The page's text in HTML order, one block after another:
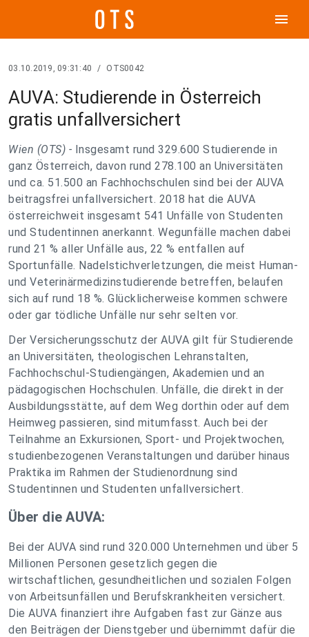
menu
03.10.2019, 09:31:40 / OTS0042
AUVA: Studierende in Österreich
gratis unfallversichert
Wien (OTS) - Insgesamt rund 329.600 Studierende in
ganz Österreich, davon rund 278.100 an Universitäten
und ca. 51.500 an Fachhochschulen sind bei der AUVA
beitragsfrei unfallversichert. 2018 hat die AUVA
österreichweit insgesamt 541 Unfälle von Studenten
und Studentinnen anerkannt. Wegunfälle machen dabei
rund 21 % aller Unfälle aus, 22 % entfallen auf
Sportunfälle. Nadelstichverletzungen, die meist Human-
und Veterinärmedizinstudierende betreffen, belaufen
sich auf rund 18 %. Glücklicherweise kommen schwere
oder gar tödliche Unfälle nur sehr selten vor.
Der Versicherungsschutz der AUVA gilt für Studierende
an Universitäten, theologischen Lehranstalten,
Fachhochschul-Studiengängen, Akademien und an
pädagogischen Hochschulen. Unfälle, die direkt in der
Ausbildungsstätte, auf dem Weg dorthin oder auf dem
Heimweg passieren, sind mitumfasst. Auch bei der
Teilnahme an Exkursionen, Sport- und Projektwochen,
studienbezogenen Veranstaltungen und darüber hinaus
Praktika im Rahmen der Studienordnung sind
Studentinnen und Studenten unfallversichert.
Über die AUVA:
Bei der AUVA sind rund 320.000 Unternehmen und über 5
Millionen Personen gesetzlich gegen die
wirtschaftlichen, gesundheitlichen und sozialen Folgen
von Arbeitsunfällen und Berufskrankheiten versichert.
Die AUVA finanziert ihre Aufgaben fast zur Gänze aus
den Beiträgen der Dienstgeber und übernimmt dafür die